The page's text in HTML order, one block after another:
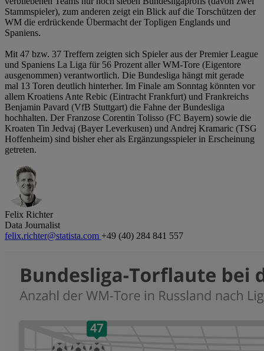
Stammspieler), zum anderen zeigt ein Blick auf die Torschützen der
WM die erdrückende Übermacht der Topligen Englands und
Spaniens.
Mit 47 bzw. 37 Treffern zeigten sich Spieler aus der Premier League
und Spaniens La Liga für 56 Prozent aller WM-Tore (Eigentore
ausgenommen) verantwortlich. Die Bundesliga hängt mit gerade
mal 13 Toren deutlich hinterher. Im Finale am Sonntag könnten vor
allem Kroatiens Ante Rebic (Eintracht Frankfurt) und Frankreichs
Benjamin Pavard (VfB Stuttgart) die Fahne der Bundesliga
hochhalten. Der Franzose Corentin Tolisso (FC Bayern) sowie die
Kroaten Tin Jedvaj (Bayer Leverkusen) und Andrej Kramaric (TSG
Hoffenheim) sind bisher eher als Ergänzungsspieler in Erscheinung
getreten.
Felix Richter
Data Journalist
felix.richter@statista.com +49 (40) 284 841 557